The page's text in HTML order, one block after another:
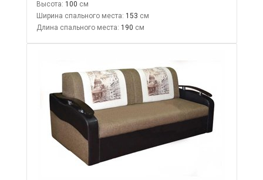
Высота: 100
Ширина спального места: 153
Длина спального места: 190